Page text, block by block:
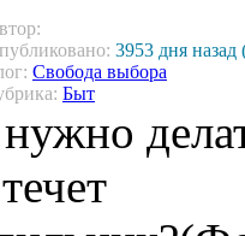
3953 дня назад
Свобода выбора
Быт